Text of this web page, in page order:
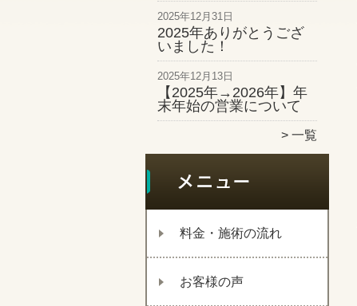
2025年12月31日
2025年ありがとうござ
いました！
2025年12月13日
【2025年→2026年】年
末年始の営業について
一覧
料金・施術の流れ
お客様の声